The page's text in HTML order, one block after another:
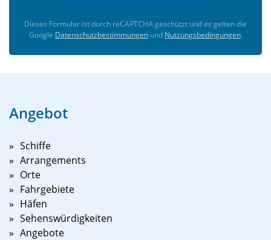
Dieses Formular ist durch reCAPTCHA geschützt und es gelten die
Google Datenschutzbestimmungenund Nutzungsbedingungen.
Angebot
Schiffe
Arrangements
Orte
Fahrgebiete
Häfen
Sehenswürdigkeiten
Angebote